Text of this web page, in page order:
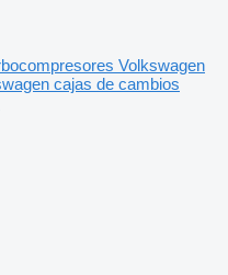
Volkswagen
cajas de cambios